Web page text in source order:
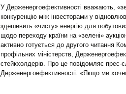
У Держенергоефективності вважають,
конкуренцію між інвесторами у
здешевить «чисту» енергію для
щодо переходу країни на «зелені»
активно готується до другого читання
профільних міністерств,
стейкхолдерів. Про це повідомляє прес-
Держенергоефективності. «Якщо ми